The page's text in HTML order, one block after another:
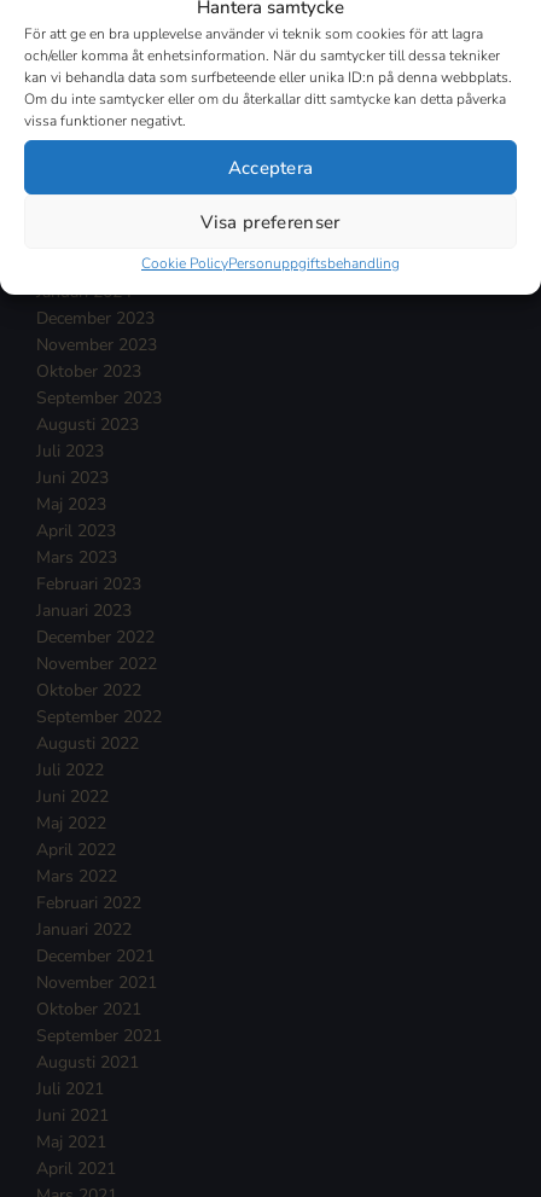
Hantera samtycke
För att ge en bra upplevelse använder vi teknik som cookies för att lagra
och/eller komma åt enhetsinformation. När du samtycker till dessa tekniker
kan vi behandla data som surfbeteende eller unika ID:n på denna webbplats.
Om du inte samtycker eller om du återkallar ditt samtycke kan detta påverka
vissa funktioner negativt.
Acceptera
Visa preferenser
Cookie PolicyPersonuppgiftsbehandling
November 2024
Oktober 2024
September 2024
Augusti 2024
Juli 2024
Januari 2024
December 2023
November 2023
Oktober 2023
September 2023
Augusti 2023
Juli 2023
Juni 2023
Maj 2023
April 2023
Mars 2023
Februari 2023
Januari 2023
December 2022
November 2022
Oktober 2022
September 2022
Augusti 2022
Juli 2022
Juni 2022
Maj 2022
April 2022
Mars 2022
Februari 2022
Januari 2022
December 2021
November 2021
Oktober 2021
September 2021
Augusti 2021
Juli 2021
Juni 2021
Maj 2021
April 2021